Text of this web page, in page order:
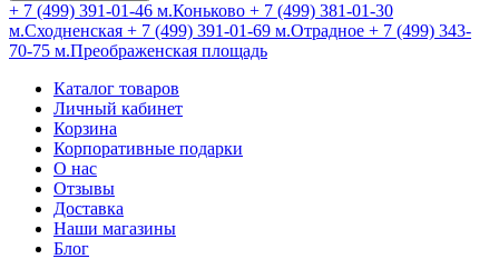
+ 7 (499) 391-01-46 м.Коньково + 7 (499) 381-01-30
м.Сходненская + 7 (499) 391-01-69 м.Отрадное + 7 (499) 343-
70-75 м.Преображенская площадь
Каталог товаров
Личный кабинет
Корзина
Корпоративные подарки
О нас
Отзывы
Доставка
Наши магазины
Блог